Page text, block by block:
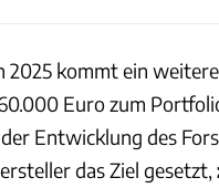
2025 kommt ein
Euro zum
Entwicklung des
das Ziel gesetzt,